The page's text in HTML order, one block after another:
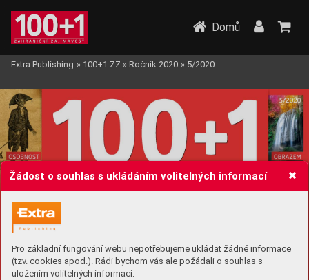
Žádost o souhlas s ukládáním volitelných informací
Pro základní fungování webu nepotřebujeme ukládat žádné informace
(tzv. cookies apod.). Rádi bychom vás ale požádali o souhlas s
uložením volitelných informací:
Domů
Extra Publishing » 100+1 ZZ » Ročník 2020 » 5/2020